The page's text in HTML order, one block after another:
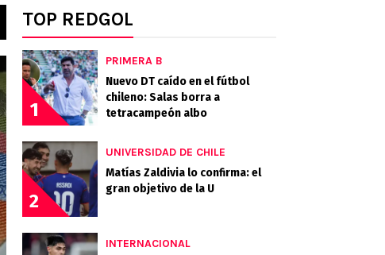
TOP REDGOL
1
PRIMERA B
Nuevo DT caído en el fútbol
chileno: Salas borra a
tetracampeón albo
2
UNIVERSIDAD DE CHILE
Matías Zaldivia lo confirma: el
gran objetivo de la U
INTERNACIONAL